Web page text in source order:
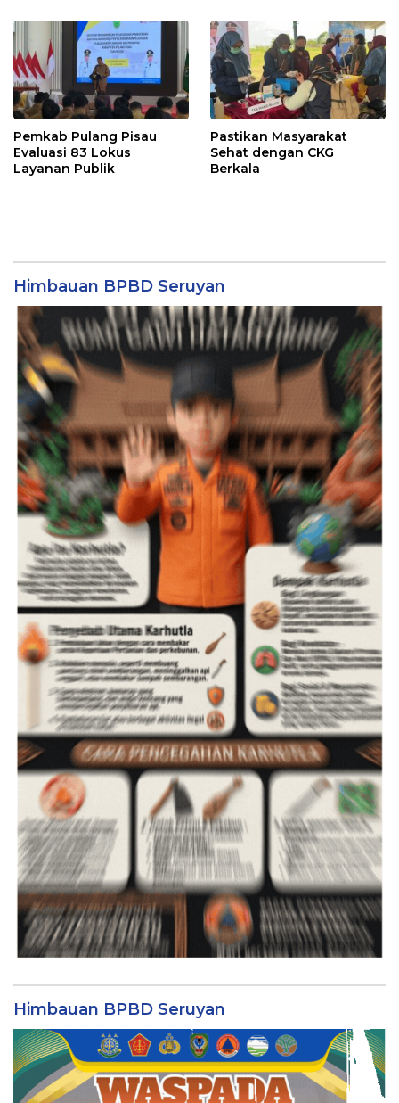
Pemkab Pulang Pisau
Evaluasi 83 Lokus
Layanan Publik
Pastikan Masyarakat
Sehat dengan CKG
Berkala
Himbauan BPBD Seruyan
Himbauan BPBD Seruyan